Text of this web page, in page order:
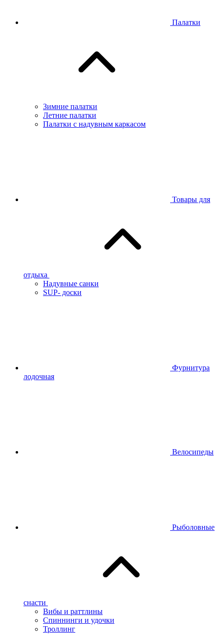
Палатки
Зимние палатки
Летние палатки
Палатки с надувным каркасом
Товары для
отдыха
Надувные санки
SUP- доски
Фурнитура
лодочная
Велосипеды
Рыболовные
снасти
Вибы и раттлины
Спиннинги и удочки
Троллинг